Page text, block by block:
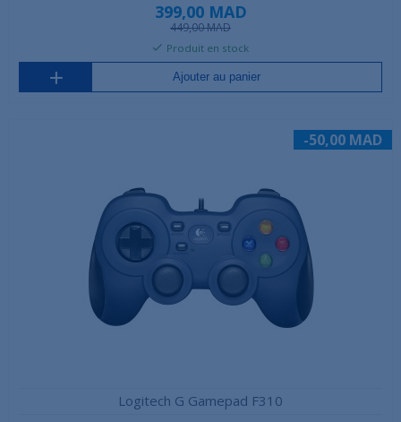
399,00 MAD
449,00 MAD
Produit en stock
Ajouter au panier
-50,00 MAD
Logitech G Gamepad F310